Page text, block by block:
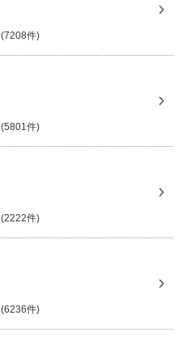
(7208件)
(5801件)
(2222件)
(6236件)